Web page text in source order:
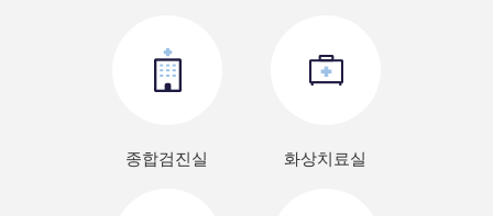
종합검진실 화상치료실